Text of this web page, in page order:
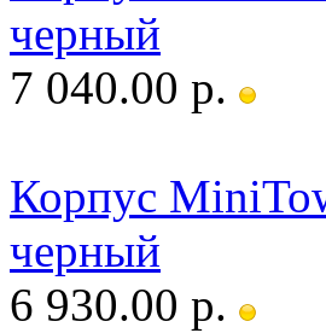
черный
7 040.00 р.
Корпус
черный
6 930.00 р.